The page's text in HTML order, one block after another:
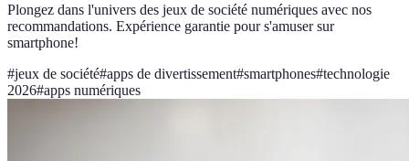
Plongez dans l'univers des jeux de société numériques avec nos
recommandations. Expérience garantie pour s'amuser sur
smartphone!
#jeux de société#apps de divertissement#smartphones#technologie
2026#apps numériques